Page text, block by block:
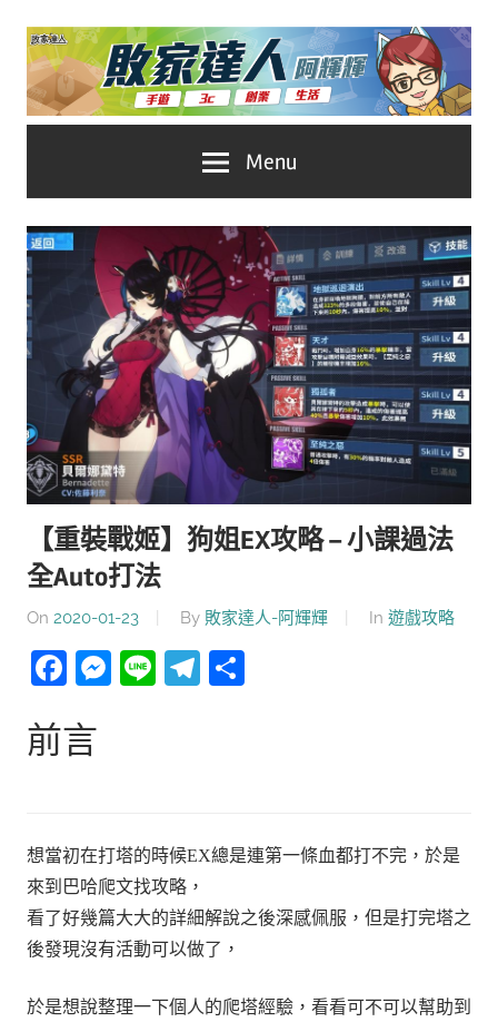
Skip
content
家
達
人
推
薦
No.1
遊
戲
科
技
自
Menu
【重裝戰姬】狗姐EX攻略 – 小課過法
全Auto打法
On 2020-01-23 By 敗家達人-阿輝輝 In 遊戲攻略
Facebook
Messenger
LineTelegram
前言
想當初在打塔的時候EX總是連第一條血都打不完，於是
來到巴哈爬文找攻略，
看了好幾篇大大的詳細解說之後深感佩服，但是打完塔之
後發現沒有活動可以做了，
於是想說整理一下個人的爬塔經驗，看看可不可以幫助到